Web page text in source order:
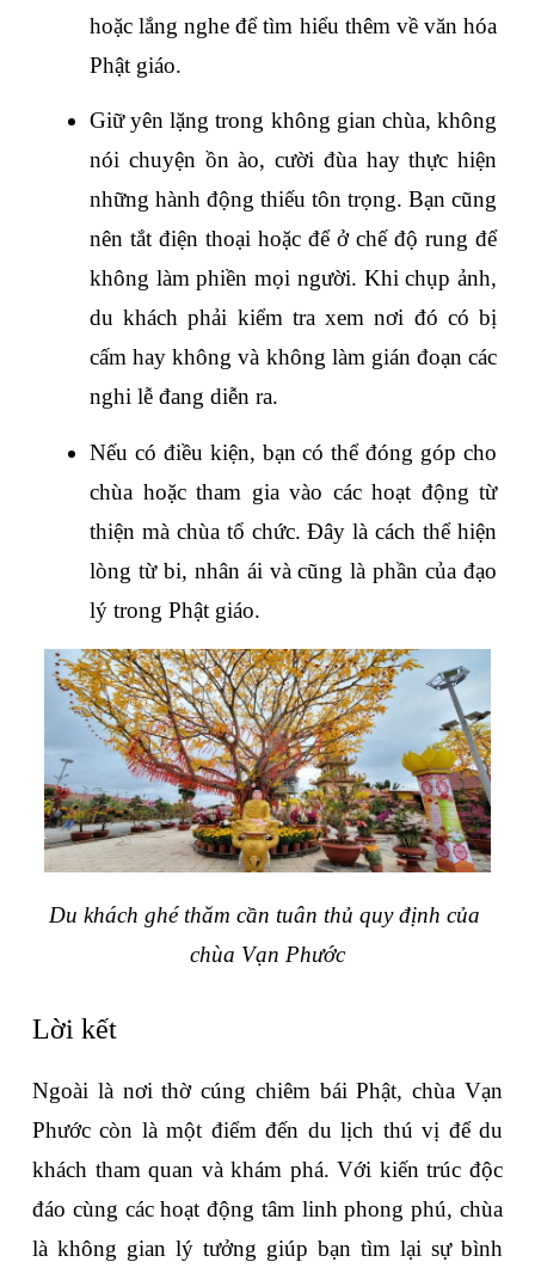
hoặc lắng nghe để tìm hiểu thêm về văn hóa
Phật giáo.
Giữ yên lặng trong không gian chùa, không
nói chuyện ồn ào, cười đùa hay thực hiện
những hành động thiếu tôn trọng. Bạn cũng
nên tắt điện thoại hoặc để ở chế độ rung để
không làm phiền mọi người. Khi chụp ảnh,
du khách phải kiểm tra xem nơi đó có bị
cấm hay không và không làm gián đoạn các
nghi lễ đang diễn ra.
Nếu có điều kiện, bạn có thể đóng góp cho
chùa hoặc tham gia vào các hoạt động từ
thiện mà chùa tổ chức. Đây là cách thể hiện
lòng từ bi, nhân ái và cũng là phần của đạo
lý trong Phật giáo.
Du khách ghé thăm cần tuân thủ quy định của
chùa Vạn Phước
Lời kết
Ngoài là nơi thờ cúng chiêm bái Phật, chùa Vạn
Phước còn là một điểm đến du lịch thú vị để du
khách tham quan và khám phá. Với kiến trúc độc
đáo cùng các hoạt động tâm linh phong phú, chùa
là không gian lý tưởng giúp bạn tìm lại sự bình